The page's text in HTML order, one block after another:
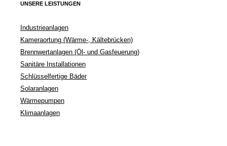
UNSERE LEISTUNGEN
Industrieanlagen
Kameraortung (Wärme-, Kältebrücken)
Brennwertanlagen (Öl- und Gasfeuerung)
Sanitäre Installationen
Schlüsselfertige Bäder
Solaranlagen
Wärmepumpen
Klimaanlagen